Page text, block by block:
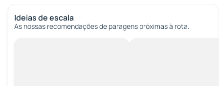
Ideias de escala
As nossas recomendações de paragens próximas à rota.